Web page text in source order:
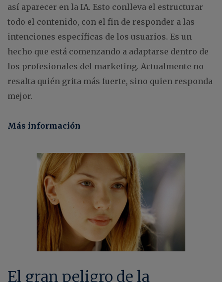
así aparecer en la IA. Esto conlleva el estructurar
todo el contenido, con el fin de responder a las
intenciones específicas de los usuarios. Es un
hecho que está comenzando a adaptarse dentro de
los profesionales del marketing. Actualmente no
resalta quién grita más fuerte, sino quien responda
mejor.
Más información
El gran peligro de la